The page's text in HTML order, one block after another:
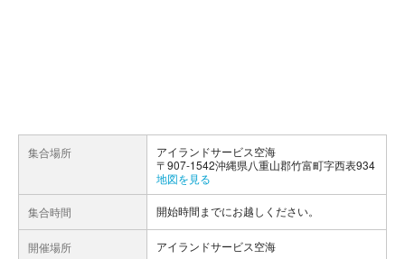
集合場所
アイランドサービス空海
〒907-1542沖縄県八重山郡竹富町字西表934
地図を見る
集合時間 開始時間までにお越しください。
開催場所 アイランドサービス空海